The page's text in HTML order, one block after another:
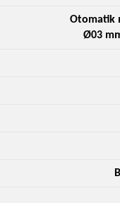
Otomatik
Ø03